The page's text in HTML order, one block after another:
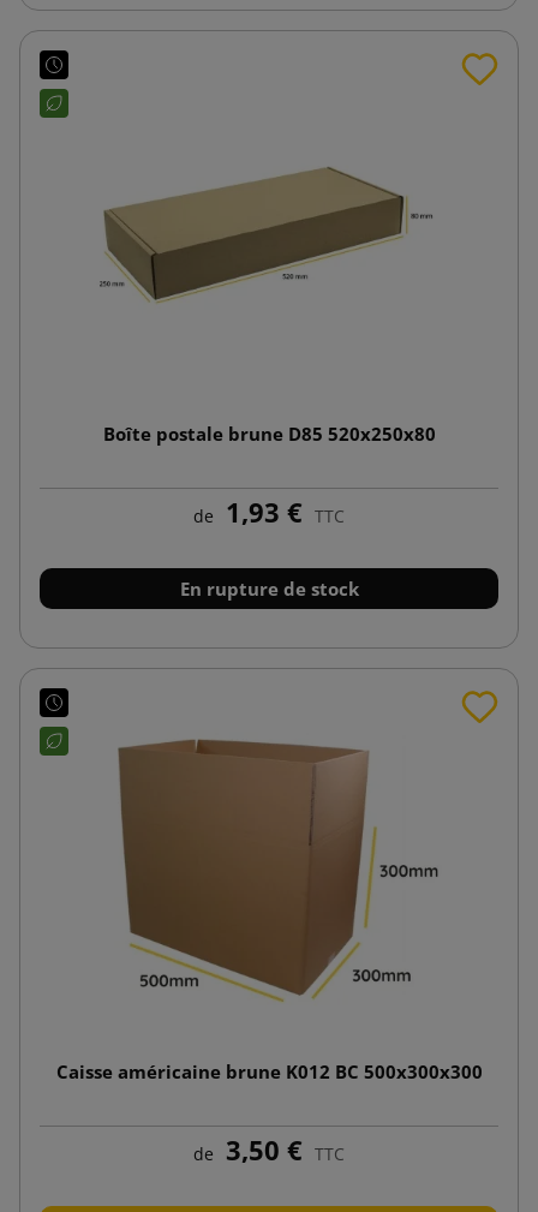
Boîte postale brune D85 520x250x80
de 1,93 € TTC
En rupture de stock
Caisse américaine brune K012 BC 500x300x300
de 3,50 € TTC